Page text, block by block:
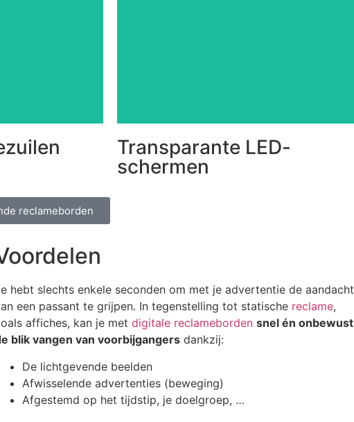
Transparante LED-
schermen
reclameborden
hebt slechts enkele seconden om met je advertentie de aandacht
een passant te grijpen. In tegenstelling tot statische reclame,
affiches, kan je met digitale reclameborden snel én onbewust
blik vangen van voorbijgangers dankzij:
De lichtgevende beelden
Afwisselende advertenties (beweging)
Afgestemd op het tijdstip, je doelgroep, …